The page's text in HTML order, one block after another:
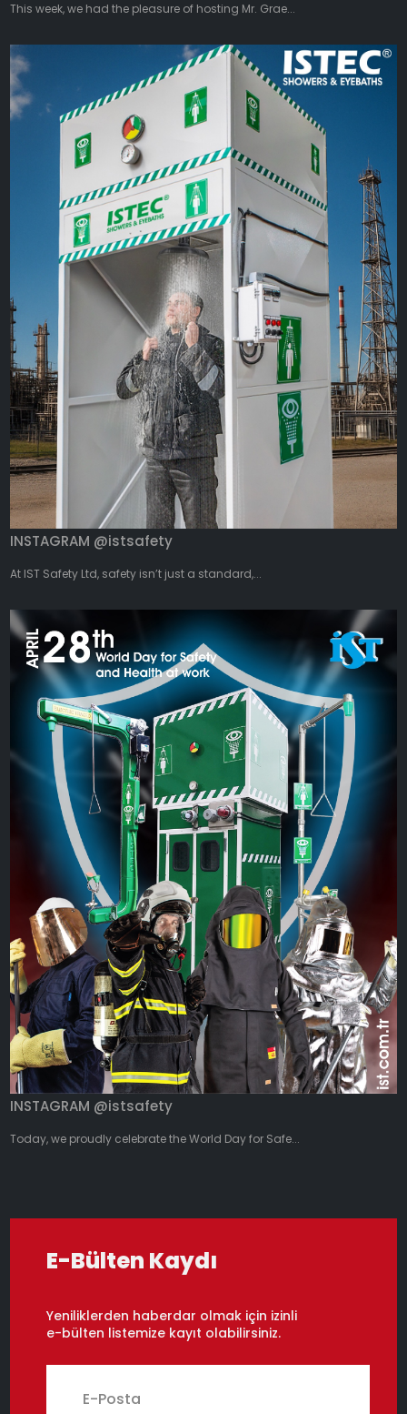
This week, we had the pleasure of hosting Mr. Grae...
INSTAGRAM @istsafety
At IST Safety Ltd, safety isn’t just a standard,...
INSTAGRAM @istsafety
Today, we proudly celebrate the World Day for Safe...
E-Bülten Kaydı
Yeniliklerden haberdar olmak için izinli
e-bülten listemize kayıt olabilirsiniz.